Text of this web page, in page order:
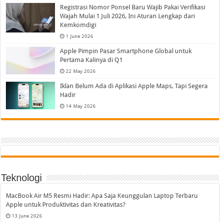
Registrasi Nomor Ponsel Baru Wajib Pakai Verifikasi
Wajah Mulai 1 Juli 2026, Ini Aturan Lengkap dari
Kemkomdigi
1 June 2026
Apple Pimpin Pasar Smartphone Global untuk
Pertama Kalinya di Q1
22 May 2026
Iklan Belum Ada di Aplikasi Apple Maps, Tapi Segera
Hadir
14 May 2026
Teknologi
MacBook Air M5 Resmi Hadir: Apa Saja Keunggulan Laptop Terbaru
Apple untuk Produktivitas dan Kreativitas?
13 June 2026